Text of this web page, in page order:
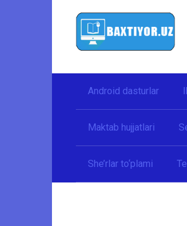
Android dasturlar
Maktab hujjatlari
She’rlar to‘plami